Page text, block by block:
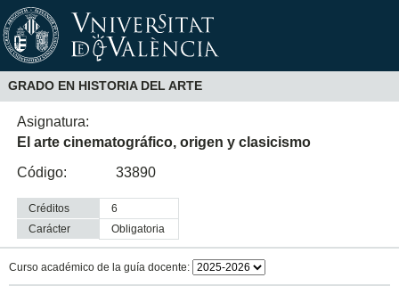
GRADO EN HISTORIA DEL ARTE
Asignatura:
El arte cinematográfico, origen y clasicismo
Código:
33890
Créditos
6
Carácter
obligatoria
Curso académico de la guía docente: